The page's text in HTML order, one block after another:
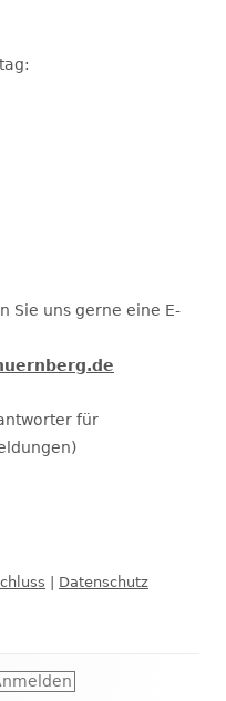
Sie uns gerne eine E-
für
Datenschutz